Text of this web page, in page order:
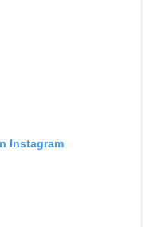
Instagram